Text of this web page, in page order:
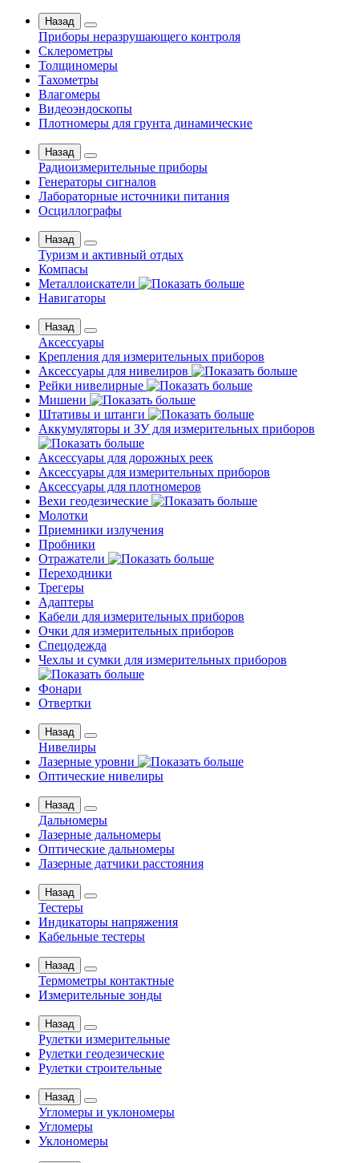
Назад
Приборы неразрушающего контроля
Склерометры
Толщиномеры
Тахометры
Влагомеры
Видеоэндоскопы
Плотномеры для грунта динамические
Назад
Радиоизмерительные приборы
Генераторы сигналов
Лабораторные источники питания
Осциллографы
Назад
Туризм и активный отдых
Компасы
Металлоискатели
Навигаторы
Назад
Аксессуары
Крепления для измерительных приборов
Аксессуары для нивелиров
Рейки нивелирные
Мишени
Штативы и штанги
Аккумуляторы и ЗУ для измерительных приборов
Аксессуары для дорожных реек
Аксессуары для измерительных приборов
Аксессуары для плотномеров
Вехи геодезические
Молотки
Приемники излучения
Пробники
Отражатели
Переходники
Трегеры
Адаптеры
Кабели для измерительных приборов
Очки для измерительных приборов
Спецодежда
Чехлы и сумки для измерительных приборов
Фонари
Отвертки
Назад
Нивелиры
Лазерные уровни
Оптические нивелиры
Назад
Дальномеры
Лазерные дальномеры
Оптические дальномеры
Лазерные датчики расстояния
Назад
Тестеры
Индикаторы напряжения
Кабельные тестеры
Назад
Термометры контактные
Измерительные зонды
Назад
Рулетки измерительные
Рулетки геодезические
Рулетки строительные
Назад
Угломеры и уклономеры
Угломеры
Уклономеры